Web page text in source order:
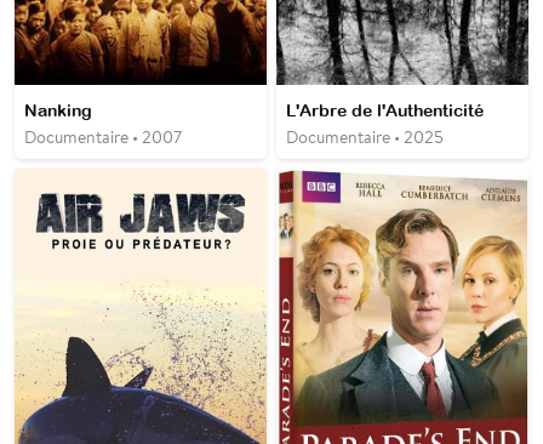
Nanking
Documentaire • 2007
L'Arbre de l'Authenticité
Documentaire • 2025